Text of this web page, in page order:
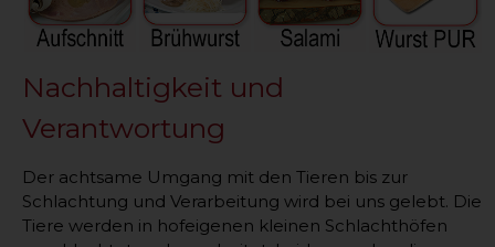
Nachhaltigkeit und
Verantwortung
Der achtsame Umgang mit den Tieren bis zur
Schlachtung und Verarbeitung wird bei uns gelebt. Die
Tiere werden in hofeigenen kleinen Schlachthöfen